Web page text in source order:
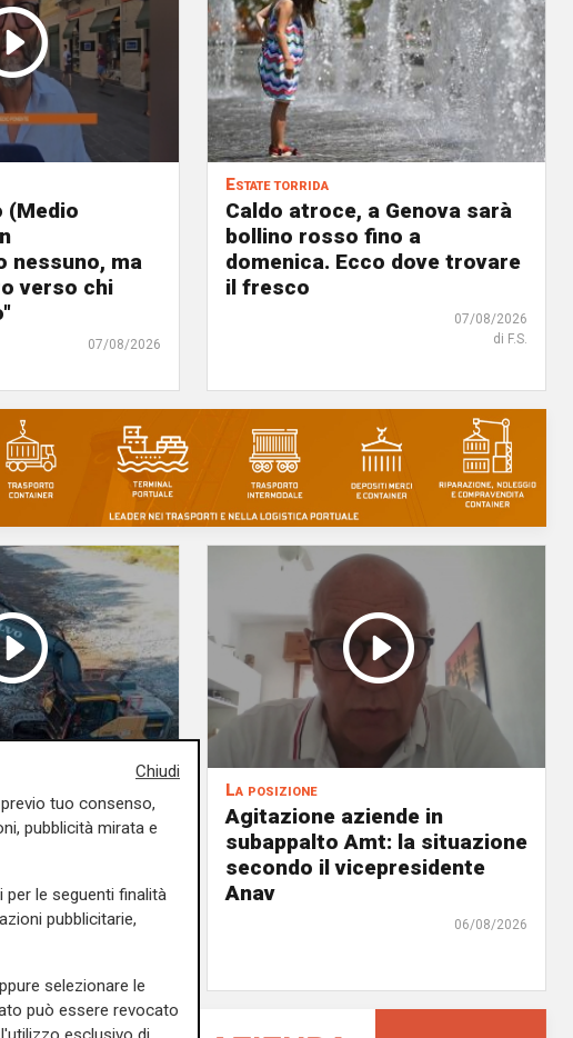
(Medio
nessuno, ma
verso chi
07/08/2026
Estate torrida
Caldo atroce, a Genova sarà
bollino rosso fino a
domenica. Ecco dove trovare
il fresco
07/08/2026
di F.S.
due milioni
07/08/2026
La posizione
Agitazione aziende in
subappalto Amt: la situazione
secondo il vicepresidente
Anav
06/08/2026
Chiudi
tuo consenso,
pubblicità mirata e
le seguenti finalità
pubblicitarie,
selezionare le
può essere revocato